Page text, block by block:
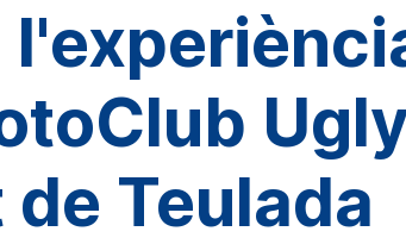
Teulada